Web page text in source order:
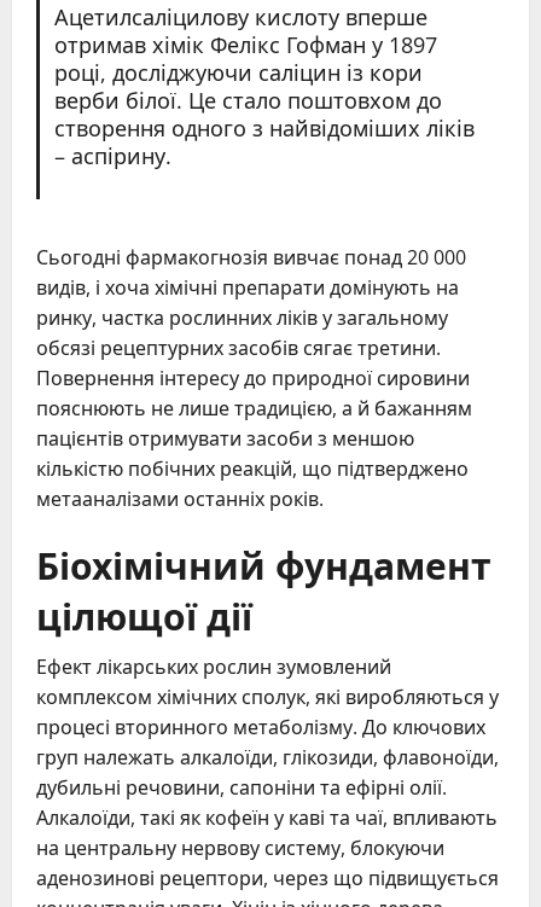
Ацетилсаліцилову кислоту вперше
отримав хімік Фелікс Гофман у 1897
році, досліджуючи саліцин із кори
верби білої. Це стало поштовхом до
створення одного з найвідоміших ліків
– аспірину.
Сьогодні фармакогнозія вивчає понад 20 000
видів, і хоча хімічні препарати домінують на
ринку, частка рослинних ліків у загальному
обсязі рецептурних засобів сягає третини.
Повернення інтересу до природної сировини
пояснюють не лише традицією, а й бажанням
пацієнтів отримувати засоби з меншою
кількістю побічних реакцій, що підтверджено
метааналізами останніх років.
Біохімічний фундамент
цілющої дії
Ефект лікарських рослин зумовлений
комплексом хімічних сполук, які виробляються у
процесі вторинного метаболізму. До ключових
груп належать алкалоїди, глікозиди, флавоноїди,
дубильні речовини, сапоніни та ефірні олії.
Алкалоїди, такі як кофеїн у каві та чаї, впливають
на центральну нервову систему, блокуючи
аденозинові рецептори, через що підвищується